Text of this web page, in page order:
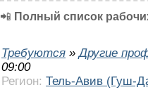
📲 Полный список
Требуются »Другие
09:00
Регион: Тель-Авив (Гуш-